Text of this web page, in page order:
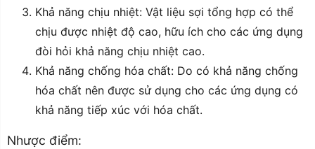
Khả năng chịu nhiệt: Vật liệu sợi tổng hợp có thể
chịu được nhiệt độ cao, hữu ích cho các ứng dụng
đòi hỏi khả năng chịu nhiệt cao.
Khả năng chống hóa chất: Do có khả năng chống
hóa chất nên được sử dụng cho các ứng dụng có
khả năng tiếp xúc với hóa chất.
Nhược điểm: